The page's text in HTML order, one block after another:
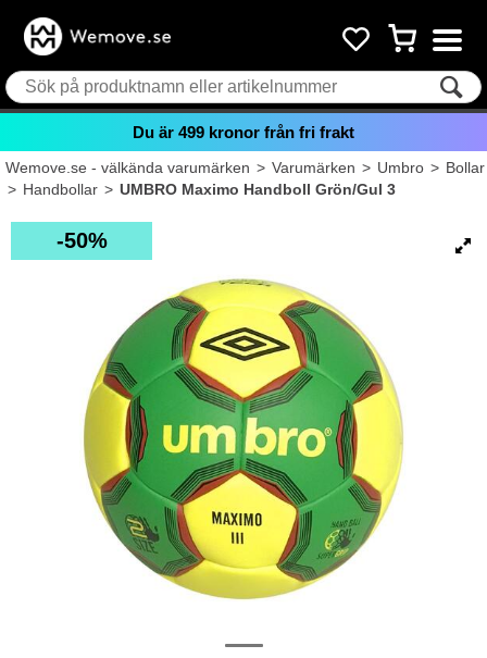
Du är 499 kronor från fri frakt
Wemove.se - välkända varumärken>Varumärken>Umbro>Bollar
>Handbollar>UMBRO Maximo Handboll Grön/Gul 3
50%